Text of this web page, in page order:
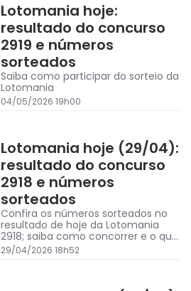
Lotomania hoje:
resultado do concurso
2919 e números
sorteados
Saiba como participar do sorteio da
Lotomania
04/05/2026 19h00
Lotomania hoje (29/04):
resultado do concurso
2918 e números
sorteados
Confira os números sorteados no
resultado de hoje da Lotomania
2918; saiba como concorrer e o que
acontece se o prêmio acumular
para o próximo concurso da Caixa
29/04/2026 18h52